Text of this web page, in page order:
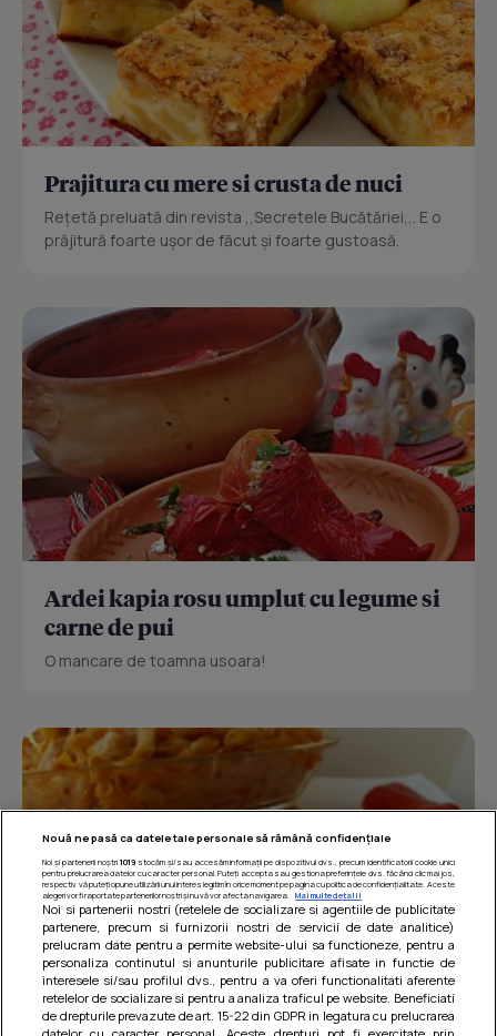
Prajitura cu mere si crusta de nuci
Reţetă preluată din revista ,,Secretele Bucătăriei,,. E o
prăjitură foarte uşor de făcut şi foarte gustoasă.
Ardei kapia rosu umplut cu legume si
carne de pui
O mancare de toamna usoara!
Paste integrale cu carne de pui in sos
Nouă ne pasă ca datele tale personale să rămână confidențiale
Noi și partenerii noștri 1019stocăm și/sau accesăm informații pe dispozitivul dvs., precum identificatorii cookie unici
pentru prelucrarea datelor cu caracter personal. Puteți accepta sau gestiona preferințele dvs. făcând clic mai jos,
respectiv vă puteți opune utilizării unui interes legitim în orice moment pe pagina cu politica de confidențialitate. Aceste
alegeri vor fi raportate partenerilor noștri și nu vă vor afecta navigarea.
Mai multe detalii
Noi si partenerii nostri (retelele de socializare si agentiile de publicitate
partenere, precum si furnizorii nostri de servicii de date analitice)
prelucram date pentru a permite website-ului sa functioneze, pentru a
personaliza continutul si anunturile publicitare afisate in functie de
interesele si/sau profilul dvs., pentru a va oferi functionalitati aferente
retelelor de socializare si pentru a analiza traficul pe website. Beneficiati
de drepturile prevazute de art. 15-22 din GDPR in legatura cu prelucrarea